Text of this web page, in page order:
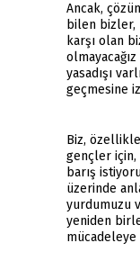
Ancak,
bilen bizler,
karşı olan
yasadışı
geçmesine
Biz,
gençler için,
barış
üzerinde
yurdumuzu
yeniden
mücadeleye